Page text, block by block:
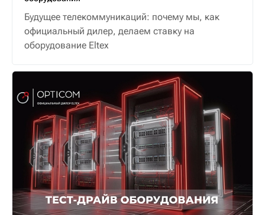
Будущее телекоммуникаций: почему мы, как
официальный дилер, делаем ставку на
оборудование Eltex